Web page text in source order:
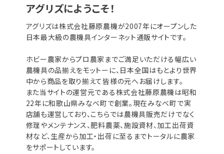
アグリズにようこそ！
アグリズは株式会社藤原農機が2007年にオープンした
日本最大級の農機具インターネット通販サイトです。
ホビー農家からプロ農家までご満足いただける幅広い
農機具の品揃えをモットーに、日本全国はもとより世界
中から商品を取り揃えて皆様の元へお届けします。
また当サイトの運営元である株式会社藤原農機は昭和
22年に和歌山県みなべ町で創業。現在みなべ町で実
店舗も運営しており、こちらでは農機具販売だけでなく
修理やメンテナンス、肥料農薬、施設資材、加工出荷資
材など、生産から加工・出荷に至るまでトータルに農家
をサポートしています。